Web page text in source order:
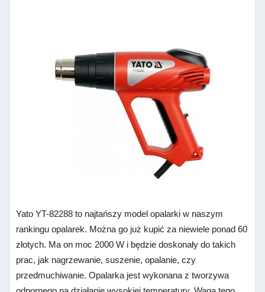
Yato YT-82288 to najtańszy model opalarki w naszym
rankingu opalarek. Można go już kupić za niewiele ponad 60
złotych. Ma on moc 2000 W i będzie doskonały do takich
prac, jak nagrzewanie, suszenie, opalanie, czy
przedmuchiwanie. Opalarka jest wykonana z tworzywa